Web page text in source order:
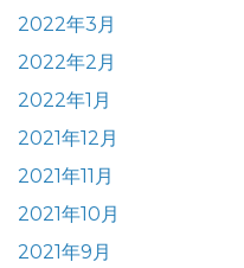
2022年3月
2022年2月
2022年1月
2021年12月
2021年11月
2021年10月
2021年9月